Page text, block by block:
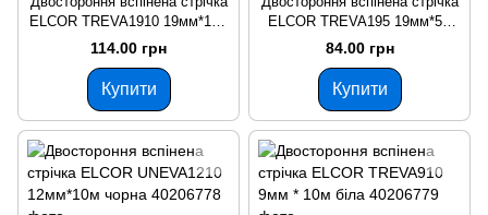
ELCOR TREVA1910 19мм*10м
біла
114.00 грн
Купити
ELCOR TREVA195 19мм*5м
чорна
84.00 грн
Купити